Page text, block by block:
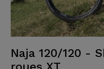
Naja 120/120 -